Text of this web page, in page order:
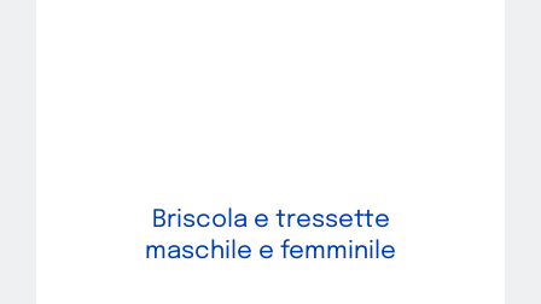
Briscola e tressette
maschile e femminile